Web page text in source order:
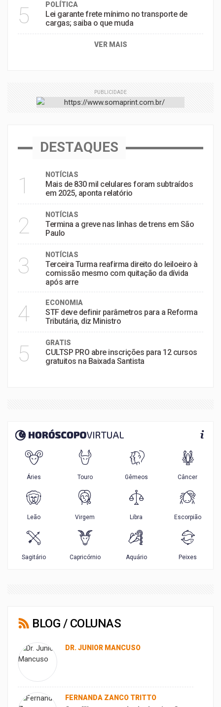
5 POLÍTICA
Lei garante frete mínimo no transporte de
cargas; saiba o que muda
VER MAIS
PUBLICIDADE
DESTAQUES
1 NOTÍCIAS
Mais de 830 mil celulares foram subtraídos
em 2025, aponta relatório
2 NOTÍCIAS
Termina a greve nas linhas de trens em São
Paulo
3 NOTÍCIAS
Terceira Turma reafirma direito do leiloeiro à
comissão mesmo com quitação da dívida
após arre
4 ECONOMIA
STF deve definir parâmetros para a Reforma
Tributária, diz Ministro
5 GRATIS
CULTSP PRO abre inscrições para 12 cursos
gratuitos na Baixada Santista
BLOG / COLUNAS
DR. JUNIOR MANCUSO
FERNANDA ZANCO TRITTO